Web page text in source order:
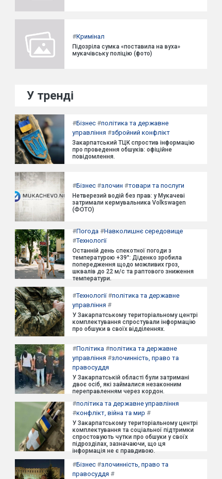
#Кримінал
Підозріла сумка «поставила на вуха»
мукачівську поліцію (фото)
У тренді
#Бізнес #політика та державне
управління #збройний конфлікт
Закарпатський ТЦК спростив інформацію
про проведення обшуків: офіційне
повідомлення.
#Бізнес #злочин #товари та послуги
Нетверезий водій без прав: у Мукачеві
затримали кермувальника Volkswagen
(ФОТО)
#Погода #Навколишнє середовище
#Технології
Останній день спекотної погоди з
температурою +39°: Діденко зробила
попередження щодо можливих гроз,
шквалів до 22 м/с та раптового зниження
температури.
#Технології#політика та державне
управління #
У Закарпатському територіальному центрі
комплектування спростували інформацію
про обшуки в своїх відділеннях.
#Політика #політика та державне
управління #злочинність, право та
правосуддя
У Закарпатській області були затримані
двоє осіб, які займалися незаконним
переправленням через кордон.
#політика та державне управління
#конфлікт, війна та мир #
У Закарпатському територіальному центрі
комплектування та соціальної підтримки
спростовують чутки про обшуки у своїх
підрозділах, зазначаючи, що ця
інформація не є правдивою.
#Бізнес #злочинність, право та
правосуддя #